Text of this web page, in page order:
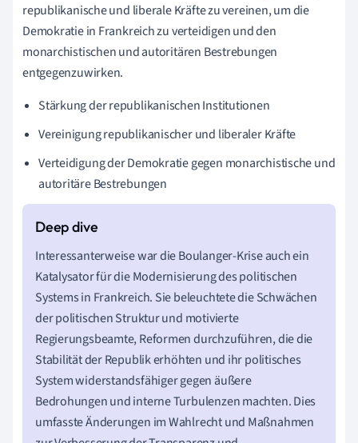
republikanische und liberale Kräfte zu vereinen, um die
Demokratie in Frankreich zu verteidigen und den
monarchistischen und autoritären Bestrebungen
entgegenzuwirken.
Stärkung der republikanischen Institutionen
Vereinigung republikanischer und liberaler Kräfte
Verteidigung der Demokratie gegen monarchistische und
autoritäre Bestrebungen
Interessanterweise war die Boulanger-Krise auch ein
Katalysator für die Modernisierung des politischen
Systems in Frankreich. Sie beleuchtete die Schwächen
der politischen Struktur und motivierte
Regierungsbeamte, Reformen durchzuführen, die die
Stabilität der Republik erhöhten und ihr politisches
System widerstandsfähiger gegen äußere
Bedrohungen und interne Turbulenzen machten. Dies
umfasste Änderungen im Wahlrecht und Maßnahmen